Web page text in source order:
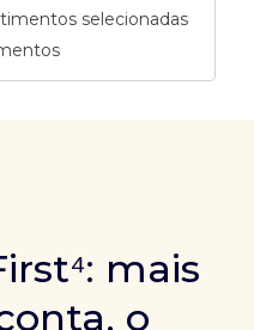
selecionadas
mais
o